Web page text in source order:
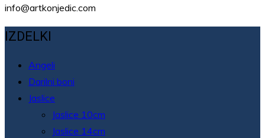
info@artkonjedic.com
IZDELKI
Angeli
Darilni boni
Jaslice
Jaslice 10cm
Jaslice 14cm